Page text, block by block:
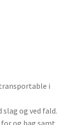
i
og ved fald.
og bag samt